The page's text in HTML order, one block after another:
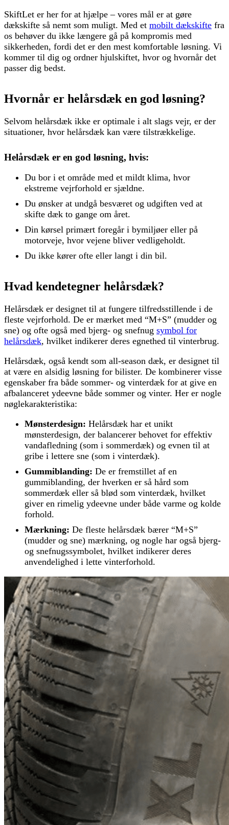
SkiftLet er her for at hjælpe – vores mål er at gøre
dækskifte så nemt som muligt. Med et mobilt dækskifte fra
os behøver du ikke længere gå på kompromis med
sikkerheden, fordi det er den mest komfortable løsning. Vi
kommer til dig og ordner hjulskiftet, hvor og hvornår det
passer dig bedst.
Hvornår er helårsdæk en god løsning?
Selvom helårsdæk ikke er optimale i alt slags vejr, er der
situationer, hvor helårsdæk kan være tilstrækkelige.
Helårsdæk er en god løsning, hvis:
Du bor i et område med et mildt klima, hvor
ekstreme vejrforhold er sjældne.
Du ønsker at undgå besværet og udgiften ved at
skifte dæk to gange om året.
Din kørsel primært foregår i bymiljøer eller på
motorveje, hvor vejene bliver vedligeholdt.
Du ikke kører ofte eller langt i din bil.
Hvad kendetegner helårsdæk?
Helårsdæk er designet til at fungere tilfredsstillende i de
fleste vejrforhold. De er mærket med “M+S” (mudder og
sne) og ofte også med bjerg- og snefnug symbol for
helårsdæk, hvilket indikerer deres egnethed til vinterbrug.
Helårsdæk, også kendt som all-season dæk, er designet til
at være en alsidig løsning for bilister. De kombinerer visse
egenskaber fra både sommer- og vinterdæk for at give en
afbalanceret ydeevne både sommer og vinter. Her er nogle
nøglekarakteristika:
Mønsterdesign: Helårsdæk har et unikt
mønsterdesign, der balancerer behovet for effektiv
vandafledning (som i sommerdæk) og evnen til at
gribe i lettere sne (som i vinterdæk).
Gummiblanding: De er fremstillet af en
gummiblanding, der hverken er så hård som
sommerdæk eller så blød som vinterdæk, hvilket
giver en rimelig ydeevne under både varme og kolde
forhold.
Mærkning: De fleste helårsdæk bærer “M+S”
(mudder og sne) mærkning, og nogle har også bjerg-
og snefnugssymbolet, hvilket indikerer deres
anvendelighed i lette vinterforhold.